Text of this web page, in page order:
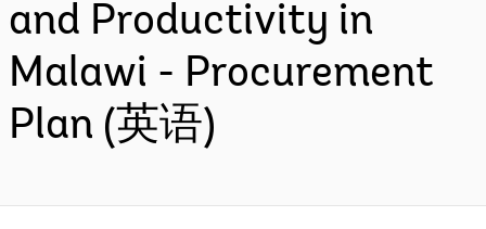
and Productivity in
Malawi - Procurement
Plan (英语)